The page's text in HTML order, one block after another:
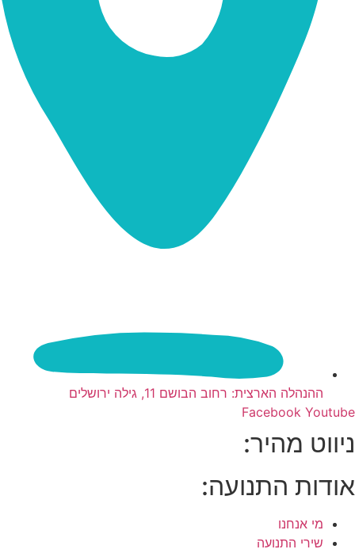
ההנהלה הארצית: רחוב הבושם 11, גילה ירושלים
Facebook Youtube
ניווט מהיר:
אודות התנועה:
מי אנחנו
שירי התנועה